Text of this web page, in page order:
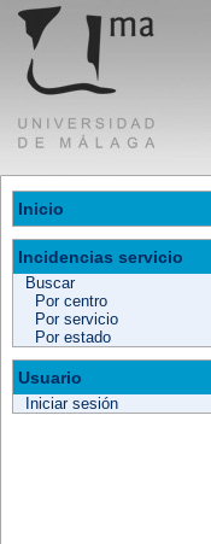
Inicio
Incidencias servicio
Buscar
Por centro
Por servicio
Por estado
Usuario
Iniciar sesión